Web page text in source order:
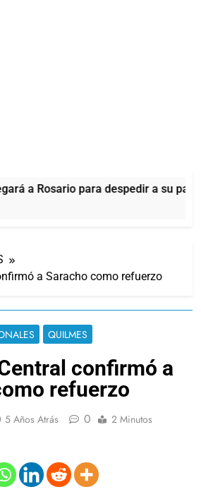
a Rosario para despedir a su
a Saracho como refuerzo
QUILMES
confirmó a
refuerzo
5 Años Atrás 0 2 Minutos